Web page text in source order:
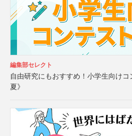
編集部セレクト
自由研究にもおすすめ！小学生向け
夏》